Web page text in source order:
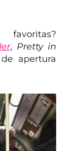
, Pretty in
apertura